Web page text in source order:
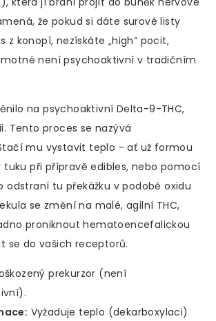
že pokud si dáte surové listy
z konopí, nezískáte „high“ pocit,
není psychoaktivní v tradičním
na psychoaktivní Delta-9-THC,
Tento proces se nazývá
mu vystavit teplo - ať už formou
tuku při přípravě edibles, nebo pomocí
odstraní tu překážku v podobě oxidu
se změní na malé, agilní THC,
proniknout hematoencefalickou
se do vašich receptorů.
prekurzor (není
Vyžaduje teplo (dekarboxylaci)